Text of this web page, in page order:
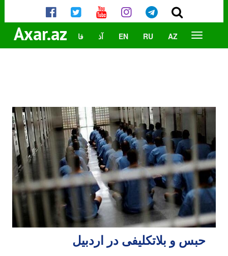
Axar.az AZ
RU
EN آذ فا
حبس و بلاتکلیفی در اردبیل